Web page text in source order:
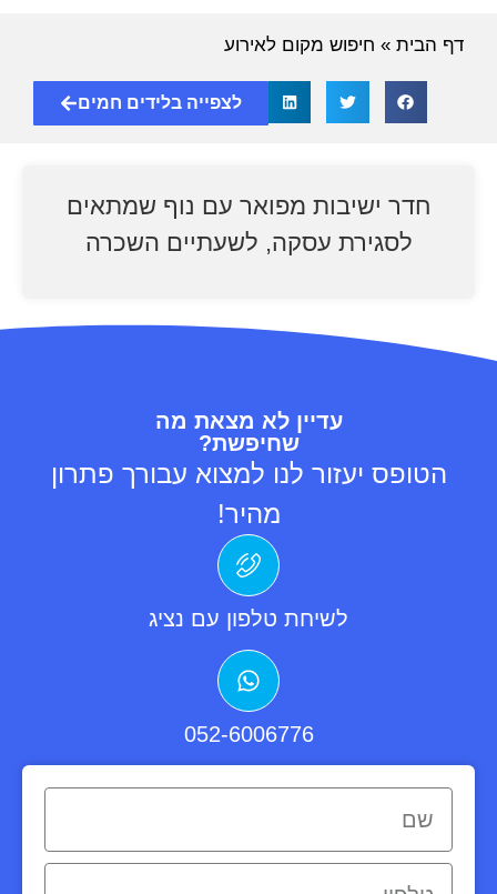
דף הבית » חיפוש מקום לאירוע
לצפייה בלידים חמים
חדר ישיבות מפואר עם נוף שמתאים
לסגירת עסקה, לשעתיים השכרה
עדיין לא מצאת מה
שחיפשת?
הטופס יעזור לנו למצוא עבורך פתרון
מהיר!
לשיחת טלפון עם נציג
052-6006776